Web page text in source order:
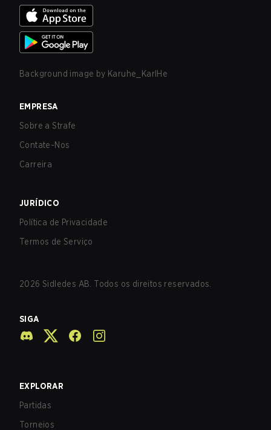
Background image by Karuhe_KarlHe
EMPRESA
Sobre a Strafe
Contate-Nos
Carreira
JURÍDICO
Política de Privacidade
Termos de Serviço
2026 Sidledes AB. Todos os direitos reservados.
SIGA
EXPLORAR
Partidas
Torneios